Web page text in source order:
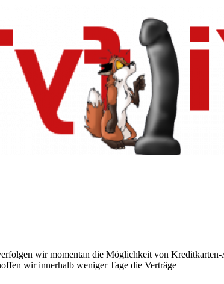
wir momentan die Möglichkeit von Kreditkarten-
wir innerhalb weniger Tage die Verträge